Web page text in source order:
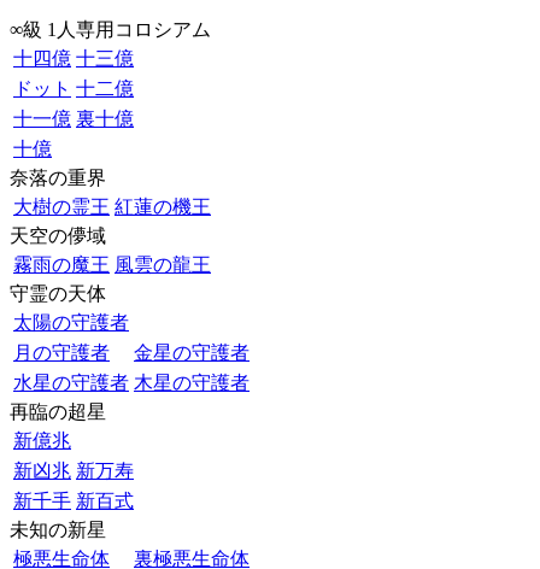
∞級 1人専用コロシアム
十四億 十三億
ドット 十二億
十一億 裏十億
十億
奈落の重界
大樹の霊王 紅蓮の機王
天空の儚域
霧雨の魔王 風雲の龍王
守霊の天体
太陽の守護者
月の守護者
金星の守護者
水星の守護者 木星の守護者
再臨の超星
新億兆
新凶兆 新万寿
新千手 新百式
未知の新星
極悪生命体
裏極悪生命体